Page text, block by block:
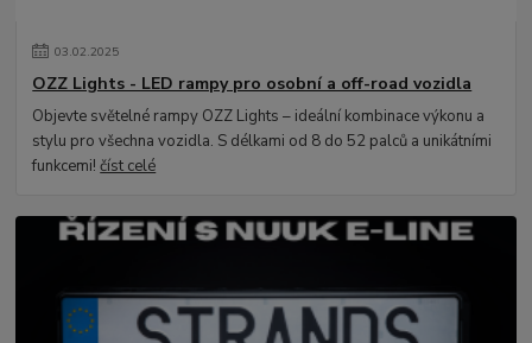
03.02.2025
OZZ Lights - LED rampy pro osobní a off-road vozidla
Objevte světelné rampy OZZ Lights – ideální kombinace výkonu a
stylu pro všechna vozidla. S délkami od 8 do 52 palců a unikátními
funkcemi!číst celé